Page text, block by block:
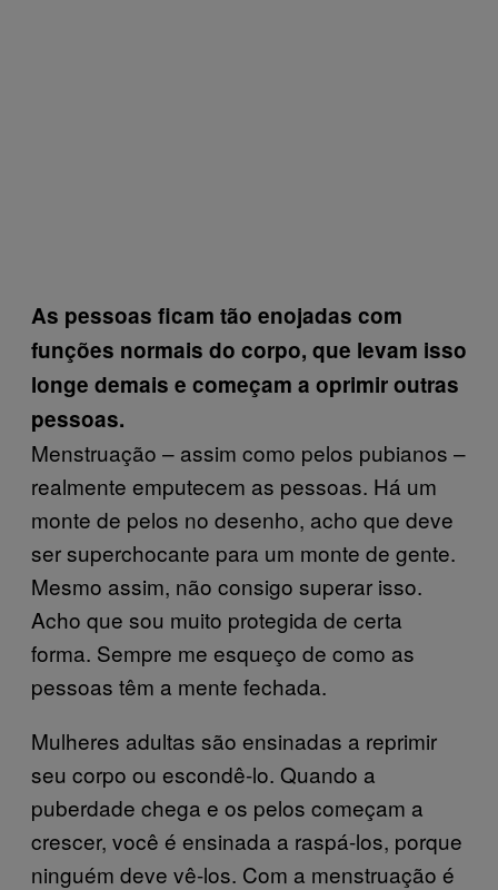
As pessoas ficam tão enojadas com
funções normais do corpo, que levam isso
longe demais e começam a oprimir outras
pessoas.
Menstruação – assim como pelos pubianos –
realmente emputecem as pessoas. Há um
monte de pelos no desenho, acho que deve
ser superchocante para um monte de gente.
Mesmo assim, não consigo superar isso.
Acho que sou muito protegida de certa
forma. Sempre me esqueço de como as
pessoas têm a mente fechada.
Mulheres adultas são ensinadas a reprimir
seu corpo ou escondê-lo. Quando a
puberdade chega e os pelos começam a
crescer, você é ensinada a raspá-los, porque
ninguém deve vê-los. Com a menstruação é